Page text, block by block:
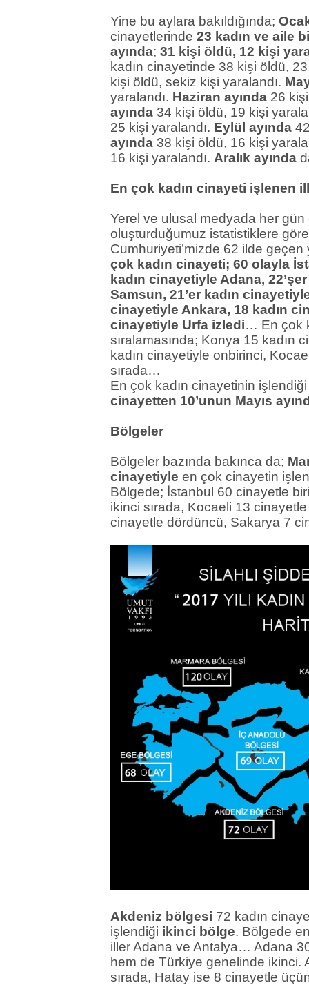
Yine bu aylara bakıldığında;
cinayetlerinde 23 kadın ve aile
ayında; 31 kişi öldü, 12 kişi
kadın cinayetinde 38 kişi öldü,
kişi öldü, sekiz kişi yaralandı.
yaralandı. Haziran ayında 26
ayında 34 kişi öldü, 19 kişi
25 kişi yaralandı. Eylül ayında
ayında 38 kişi öldü, 16 kişi
16 kişi yaralandı. Aralık ayında
En çok kadın cinayeti işlenen
Yerel ve ulusal medyada her
oluşturduğumuz istatistiklere
Cumhuriyeti’mizde 62 ilde geçen
çok kadın cinayeti; 60 olayla
kadın cinayetiyle Adana,
Samsun, 21’er kadın
cinayetiyle Ankara, 18 kadın
cinayetiyle Urfa izledi… En çok
sıralamasında; Konya 15 kadın
kadın cinayetiyle onbirinci,
sırada…
En çok kadın cinayetinin
cinayetten 10’unun Mayıs
Bölgeler
Bölgeler bazında bakınca da;
cinayetiyle en çok cinayetin
Bölgede; İstanbul 60 cinayetle
ikinci sırada, Kocaeli 13
cinayetle dördüncü, Sakarya 7
Akdeniz bölgesi 72 kadın
işlendiği ikinci bölge. Bölgede
iller Adana ve Antalya… Adana
hem de Türkiye genelinde ikinci.
sırada, Hatay ise 8 cinayetle